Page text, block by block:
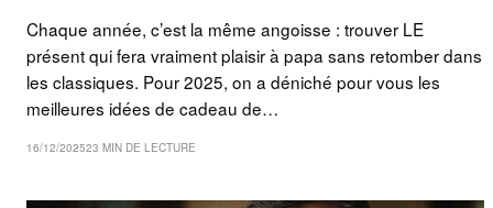
Chaque année, c’est la même angoisse : trouver LE
présent qui fera vraiment plaisir à papa sans retomber dans
les classiques. Pour 2025, on a déniché pour vous les
meilleures idées de cadeau de…
16/12/202523 MIN DE LECTURE